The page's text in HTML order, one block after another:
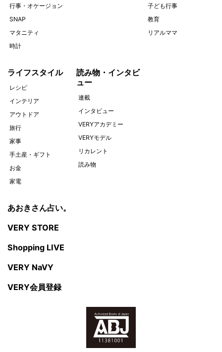
行事・オケージョン
SNAP
マタニティ
時計
子ども行事
教育
リアルママ
ライフスタイル
レシピ
インテリア
アウトドア
旅行
家事
手土産・ギフト
お金
家電
読み物・インタビ
ュー
連載
インタビュー
VERYアカデミー
VERYモデル
リカレント
読み物
あおきさん占い。
VERY STORE
Shopping LIVE
VERY NaVY
VERY会員登録